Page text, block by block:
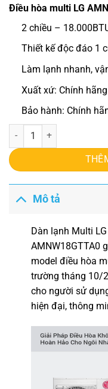
Điều hòa multi LG
2 chiều –
Thiết kế độc đáo 1
Làm lạnh nhanh,
Xuất xứ: Chính
Bảo hành: Chính
Dàn lạnh Multi LG âm
Mô tả
Dàn lạnh Multi
AMNW18GTTA0
model điều hòa
trường tháng 10/
cho người sử
hiện đại, thông